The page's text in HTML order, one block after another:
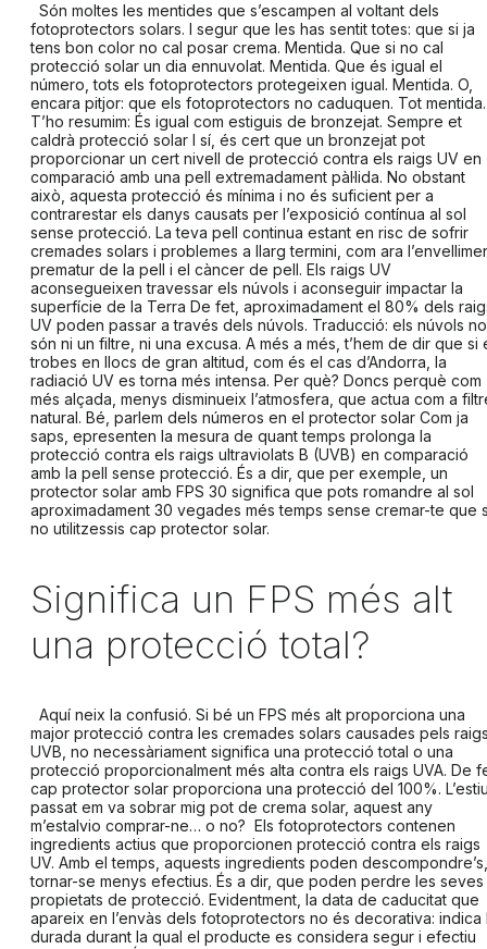
Són moltes les mentides que s’escampen al voltant dels
fotoprotectors solars. I segur que les has sentit totes: que si ja
tens bon color no cal posar crema. Mentida. Que si no cal
protecció solar un dia ennuvolat. Mentida. Que és igual el
número, tots els fotoprotectors protegeixen igual. Mentida. O,
encara pitjor: que els fotoprotectors no caduquen. Tot mentida.
T’ho resumim: És igual com estiguis de bronzejat. Sempre et
caldrà protecció solar I sí, és cert que un bronzejat pot
proporcionar un cert nivell de protecció contra els raigs UV en
comparació amb una pell extremadament pàl·lida. No obstant
això, aquesta protecció és mínima i no és suficient per a
contrarestar els danys causats per l’exposició contínua al sol
sense protecció. La teva pell continua estant en risc de sofrir
cremades solars i problemes a llarg termini, com ara l’
prematur de la pell i el càncer de pell. Els raigs UV
aconsegueixen travessar els núvols i aconseguir impactar la
superfície de la Terra De fet, aproximadament el 80% dels
UV poden passar a través dels núvols. Traducció: els núvols no
són ni un filtre, ni una excusa. A més a més, t’hem de dir que si
trobes en llocs de gran altitud, com és el cas d’Andorra , la
radiació UV es torna més intensa. Per què? Doncs perquè com
més alçada, menys disminueix l’atmosfera, que actua com a
natural. Bé, parlem dels números en el protector solar Com ja
saps, epresenten la mesura de quant temps prolonga la
protecció contra els raigs ultraviolats B (UVB) en comparació
amb la pell sense protecció. És a dir, que per exemple, un
protector solar amb FPS 30 significa que pots romandre al sol
aproximadament 30 vegades més temps sense cremar-te que
no utilitzessis cap protector solar.
Significa un FPS més alt
una protecció total?
Aquí neix la confusió. Si bé un FPS més alt proporciona una
major protecció contra les cremades solars causades pels
UVB, no necessàriament significa una protecció total o una
protecció proporcionalment més alta contra els raigs UVA. De
cap protector solar proporciona una protecció del 100%.
passat em va sobrar mig pot de crema solar, aquest any
m’estalvio comprar-ne… o no? Els fotoprotectors contenen
ingredients actius que proporcionen protecció contra els raigs
UV. Amb el temps, aquests ingredients poden descompondre’s,
tornar-se menys efectius. És a dir, que poden perdre les seves
propietats de protecció. Evidentment, la data de caducitat que
apareix en l’envàs dels fotoprotectors no és decorativa: indica
durada durant la qual el producte es considera segur i efectiu